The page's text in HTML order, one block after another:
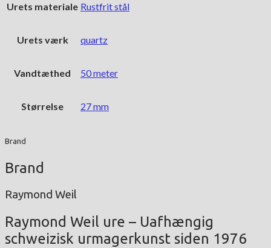
Urets materiale Rustfrit stål
Urets værk quartz
Vandtæthed 50 meter
Størrelse 27 mm
Brand
Brand
Raymond Weil
Raymond Weil ure – Uafhængig
schweizisk urmagerkunst siden 1976